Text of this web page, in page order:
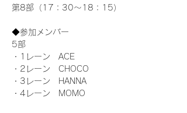
第8部（17：30～18：15）
◆参加メンバー
5部
・1レーン　ACE
・2レーン　CHOCO
・3レーン　HANNA
・4レーン　MOMO